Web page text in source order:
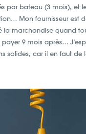
par bateau (3 mois), et
Mon fournisseur est
la marchandise quand
9 mois après…
solides, car il en faut de